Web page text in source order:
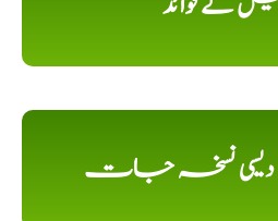
دیسی نسخہ جات